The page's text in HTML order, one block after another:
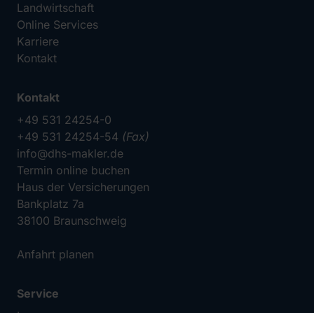
Landwirtschaft
Online Services
Karriere
Kontakt
Kontakt
+49 531 24254-0
+49 531 24254-54 (Fax)
info@dhs-makler.de
Termin online buchen
Haus der Versicherungen
Bankplatz 7a
38100 Braunschweig
Anfahrt planen
Service